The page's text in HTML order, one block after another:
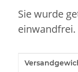
Sie wurde
einwandfrei.
Wert